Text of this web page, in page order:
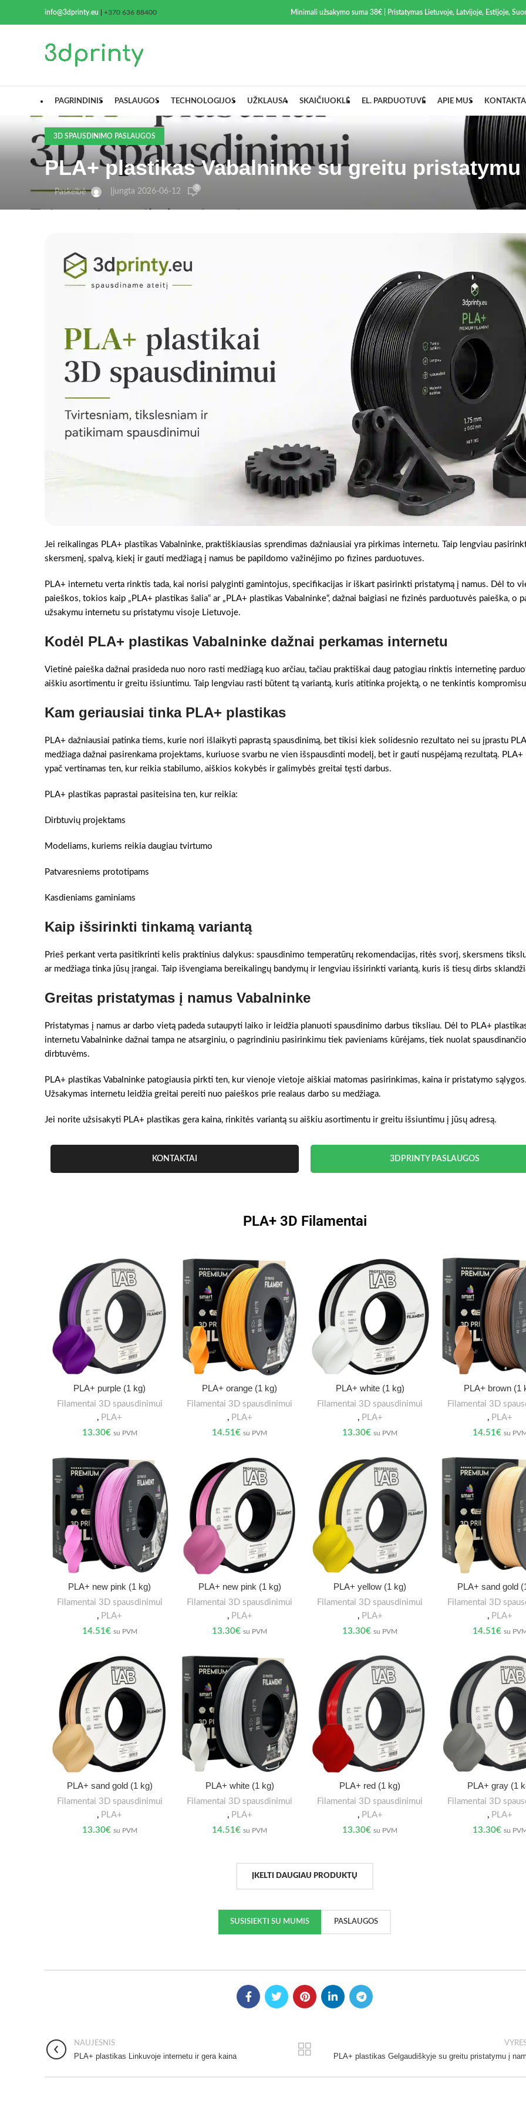
info@3dprinty.eu +370 636 88400 Minimali užsakymo suma 38€ | Pristatymas Lietuvoje, Latvijoje, Estijoje,
PAGRINDINIS PASLAUGOS TECHNOLOGIJOS UŽKLAUSA SKAIČIUOKLĖ EL. PARDUOTUVĖ APIE MUS
3D SPAUSDINIMO PASLAUGOS
PLA+ plastikas Vabalninke su greitu
Paskelbė Įjungta 2026-06-12 0
Jei reikalingas PLA+ plastikas Vabalninke, praktiškiausias sprendimas dažniausiai yra pirkimas internetu. Taip lengviau
skersmenį, spalvą, kiekį ir gauti medžiagą į namus be papildomo važinėjimo po fizines parduotuves.
PLA+ internetu verta rinktis tada, kai norisi palyginti gamintojus, specifikacijas ir iškart pasirinkti pristatymą į namus. Dėl to
paieškos, tokios kaip „PLA+ plastikas šalia“ ar „PLA+ plastikas Vabalninke“, dažnai baigiasi ne fizinės parduotuvės paieška, o
užsakymu internetu su pristatymu visoje Lietuvoje.
Kodėl PLA+ plastikas Vabalninke dažnai perkamas internetu
Vietinė paieška dažnai prasideda nuo noro rasti medžiagą kuo arčiau, tačiau praktiškai daug patogiau rinktis internetinę
aiškiu asortimentu ir greitu išsiuntimu. Taip lengviau rasti būtent tą variantą, kuris atitinka projektą, o ne tenkintis
Kam geriausiai tinka PLA+ plastikas
PLA+ dažniausiai patinka tiems, kurie nori išlaikyti paprastą spausdinimą, bet tikisi kiek solidesnio rezultato nei su įprastu
medžiaga dažnai pasirenkama projektams, kuriuose svarbu ne vien išspausdinti modelį, bet ir gauti nuspėjamą rezultatą. PLA+
ypač vertinamas ten, kur reikia stabilumo, aiškios kokybės ir galimybės greitai tęsti darbus.
PLA+ plastikas paprastai pasiteisina ten, kur reikia:
Dirbtuvių projektams
Modeliams, kuriems reikia daugiau tvirtumo
Patvaresniems prototipams
Kasdieniams gaminiams
Kaip išsirinkti tinkamą variantą
Prieš perkant verta pasitikrinti kelis praktinius dalykus: spausdinimo temperatūrų rekomendacijas, ritės svorį, skersmens
ar medžiaga tinka jūsų įrangai. Taip išvengiama bereikalingų bandymų ir lengviau išsirinkti variantą, kuris iš tiesų dirbs
Greitas pristatymas į namus Vabalninke
Pristatymas į namus ar darbo vietą padeda sutaupyti laiko ir leidžia planuoti spausdinimo darbus tiksliau. Dėl to PLA+
internetu Vabalninke dažnai tampa ne atsarginiu, o pagrindiniu pasirinkimu tiek pavieniams kūrėjams, tiek nuolat
dirbtuvėms.
PLA+ plastikas Vabalninke patogiausia pirkti ten, kur vienoje vietoje aiškiai matomas pasirinkimas, kaina ir pristatymo
Užsakymas internetu leidžia greitai pereiti nuo paieškos prie realaus darbo su medžiaga.
Jei norite užsisakyti PLA+ plastikas gera kaina, rinkitės variantą su aiškiu asortimentu ir greitu išsiuntimu į jūsų adresą.
KONTAKTAI 3DPRINTY PASLAUGOS
PLA+ 3D Filamentai
PLA+ purple (1 kg)
Filamentai 3D spausdinimui
, PLA+
13.30€ su PVM
PLA+ orange (1 kg)
Filamentai 3D spausdinimui
, PLA+
14.51€ su PVM
PLA+ white (1 kg)
Filamentai 3D spausdinimui
, PLA+
13.30€ su PVM
PLA+ brown (1
Filamentai 3D
, PLA+
14.51€ su
PLA+ new pink (1 kg)
Filamentai 3D spausdinimui
, PLA+
14.51€ su PVM
PLA+ new pink (1 kg)
Filamentai 3D spausdinimui
, PLA+
13.30€ su PVM
PLA+ yellow (1 kg)
Filamentai 3D spausdinimui
, PLA+
13.30€ su PVM
PLA+ sand gold
Filamentai 3D
, PLA+
14.51€ su
PLA+ sand gold (1 kg)
Filamentai 3D spausdinimui
, PLA+
13.30€ su PVM
PLA+ white (1 kg)
Filamentai 3D spausdinimui
, PLA+
14.51€ su PVM
PLA+ red (1 kg)
Filamentai 3D spausdinimui
, PLA+
13.30€ su PVM
PLA+ gray (1
Filamentai 3D
, PLA+
13.30€ su
ĮKELTI DAUGIAU PRODUKTŲ
SUSISIEKTI SU MUMIS PASLAUGOS
NAUJESNIS
PLA+ plastikas Linkuvoje internetu ir gera kaina PLA+ plastikas Gelgaudiškyje su greitu pristatymu į